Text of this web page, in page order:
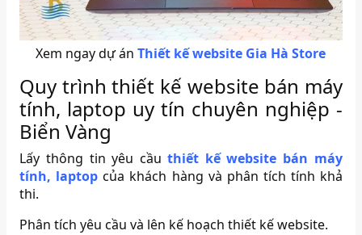
Xem ngay dự ánThiết kế website Gia Hà Store
Quy trình thiết kế website bán máy
tính, laptop uy tín chuyên nghiệp -
Biển Vàng
Lấy thông tin yêu cầuthiết kế website bán máy
tính, laptop của khách hàng và phân tích tính khả
thi.
Phân tích yêu cầu và lên kế hoạch thiết kế website.